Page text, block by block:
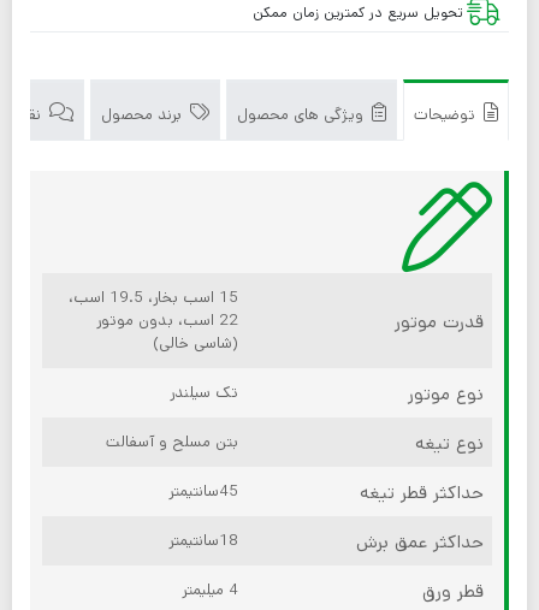
تحویل سریع در کمترین زمان ممکن
توضیحات ویژگی های محصول برند محصول نقد و
قدرت موتور
15 اسب بخار، 19.5 اسب،
22 اسب، بدون موتور
(شاسی خالی)
نوع موتور تک سیلندر
نوع تیغه بتن مسلح و آسفالت
حداکثر قطر تیغه 45سانتیمتر
حداکثر عمق برش 18سانتیمتر
قطر ورق 4 میلیمتر